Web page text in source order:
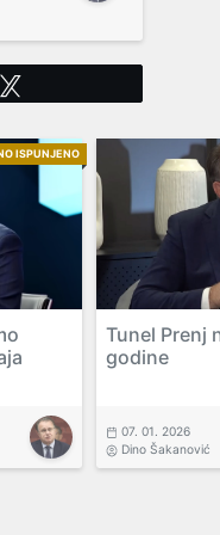
ISPUNJENO
Tunel Prenj
godine
07. 01. 2026
Dino Šakanović